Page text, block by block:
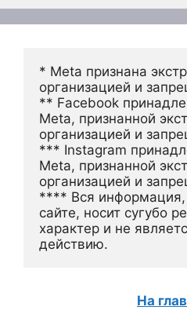
* Meta признана
организацией и
** Facebook
Meta, признанной
организацией и
*** Instagram
Meta, признанной
организацией и
**** Вся информация,
сайте, носит сугубо
характер и не
действию.
На